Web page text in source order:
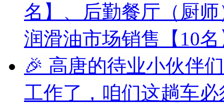
名】、后勤餐厅（厨
润滑油市场销售【10
🎉 高唐的待业小伙伴
工作了，咱们这趟车